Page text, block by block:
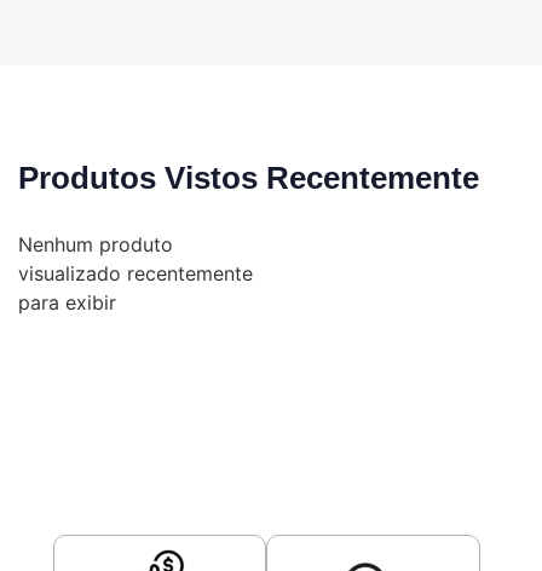
Produtos Vistos Recentemente
Nenhum produto
visualizado recentemente
para exibir